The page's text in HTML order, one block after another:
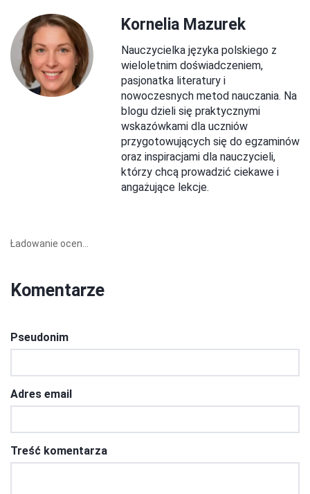
Kornelia Mazurek
Nauczycielka języka polskiego z
wieloletnim doświadczeniem,
pasjonatka literatury i
nowoczesnych metod nauczania. Na
blogu dzieli się praktycznymi
wskazówkami dla uczniów
przygotowujących się do egzaminów
oraz inspiracjami dla nauczycieli,
którzy chcą prowadzić ciekawe i
angażujące lekcje.
Ładowanie ocen...
Komentarze
Pseudonim
Adres email
Treść komentarza